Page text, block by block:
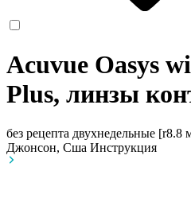
Acuvue Oasys
Plus, линзы
без рецепта двухнедельные
Джонсон, Сша Инструкция